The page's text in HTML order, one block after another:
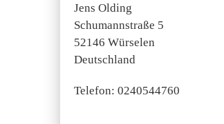
Jens Olding
Schumannstraße 5
52146 Würselen
Deutschland
Telefon: 0240544760